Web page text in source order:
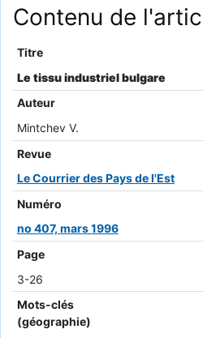
Contenu de
Titre
Le tissu industriel bulgare
Auteur
Mintchev V.
Revue
Le Courrier des Pays de l'Est
Numéro
no 407, mars 1996
Page
3-26
Mots-clés
(géographie)